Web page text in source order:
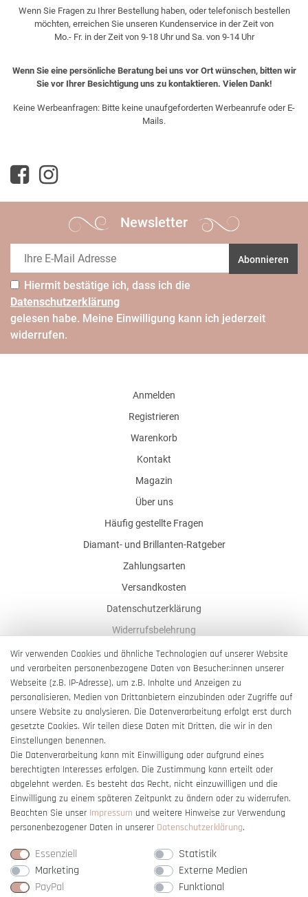
Wenn Sie Fragen zu Ihrer Bestellung haben, oder telefonisch bestellen
möchten, erreichen Sie unseren Kundenservice in der Zeit von
Mo.- Fr. in der Zeit von 9-18 Uhr und Sa. von 9-14 Uhr
Wenn Sie eine persönliche Beratung bei uns vor Ort wünschen, bitten wir
Sie vor Ihrer Besichtigung uns zu kontaktieren. Vielen Dank!
Keine Werbeanfragen: Bitte keine unaufgeforderten Werbeanrufe oder E-
Mails.
Newsletter
Abonnieren
Hiermit bestätige ich, dass ich die
Daten­schutz­erklärung
gelesen habe. Meine Einwilligung kann ich jederzeit
widerrufen.
Anmelden
Registrieren
Warenkorb
Kontakt
Magazin
Über uns
Häufig gestellte Fragen
Diamant- und Brillanten-Ratgeber
Zahlungsarten
Versandkosten
Datenschutzerklärung
Widerrufsbelehrung
AGB
Impressum
Barrierefreiheitserklärung
Vertrag widerrufen
Wir verwenden Cookies und ähnliche Technologien auf unserer Website
und verarbeiten personenbezogene Daten von Besucher:innen unserer
Webseite (z.B. IP-Adresse), um z.B. Inhalte und Anzeigen zu
personalisieren, Medien von Drittanbietern einzubinden oder Zugriffe auf
unsere Website zu analysieren. Die Datenverarbeitung erfolgt erst durch
gesetzte Cookies. Wir teilen diese Daten mit Dritten, die wir in den
Einstellungen benennen.
Die Datenverarbeitung kann mit Einwilligung oder aufgrund eines
berechtigten Interesses erfolgen. Die Zustimmung kann erteilt oder
abgelehnt werden. Es besteht das Recht, nicht einzuwilligen und die
Einwilligung zu einem späteren Zeitpunkt zu ändern oder zu widerrufen.
Beachten Sie unser Impressum und weitere Hinweise zur Verwendung
personenbezogener Daten in unserer Daten­schutz­erklärung.
Essenziell
Statistik
Marketing
Externe Medien
PayPal
Funktional